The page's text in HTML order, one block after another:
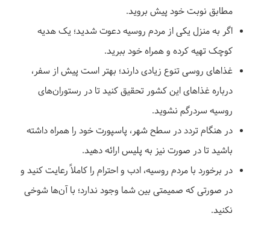
مطابق نوبت خود پیش بروید.
اگر به منزل یکی از مردم روسیه دعوت شدید؛ یک هدیه
کوچک تهیه کرده و همراه خود ببرید.
غذاهای روسی تنوع زیادی دارند؛ بهتر است پیش از سفر،
درباره غذاهای این کشور تحقیق کنید تا در رستوران‌های
روسیه سردرگم نشوید.
در هنگام تردد در سطح شهر، پاسپورت خود را همراه داشته
باشید تا در صورت نیز به پلیس ارائه دهید.
در برخورد با مردم روسیه، ادب و احترام را کاملاً رعایت کنید و
در صورتی که صمیمتی بین شما وجود ندارد؛ با آن‌ها شوخی
نکنید.